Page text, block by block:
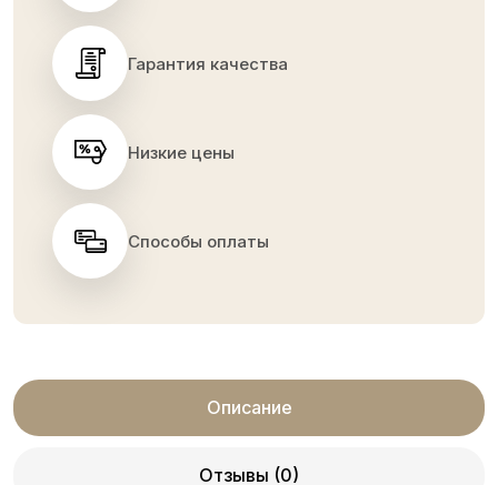
Гарантия качества
Низкие цены
Способы оплаты
Описание
Отзывы (0)